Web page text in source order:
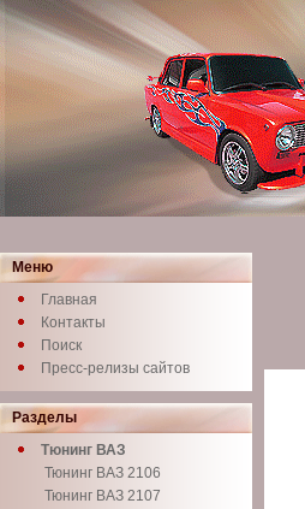
Меню
Главная
Контакты
Поиск
Пресс-релизы сайтов
Разделы
Тюнинг ВАЗ
Тюнинг ВАЗ 2106
Тюнинг ВАЗ 2107